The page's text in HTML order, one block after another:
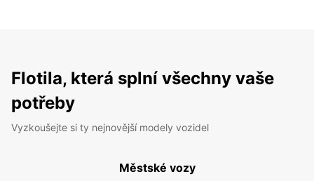
Flotila, která splní všechny vaše
potřeby
Vyzkoušejte si ty nejnovější modely vozidel
Městské vozy